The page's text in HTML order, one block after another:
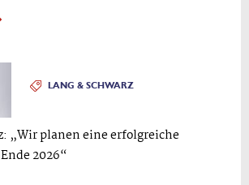
LANG & SCHWARZ
„Wir planen eine erfolgreiche
2026“